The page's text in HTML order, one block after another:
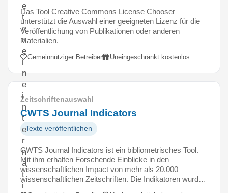
e
t
e
s
e
i
n
e
i
n
t
e
r
n
a
t
i
Das Tool Creative Commons License Chooser
unterstützt die Auswahl einer geeigneten Lizenz für die
Veröffentlichung von Publikationen oder anderen
Materialien.
Gemeinnütziger Betreiber Uneingeschränkt kostenlos
Zeitschriftenauswahl
CWTS Journal Indicators
Texte veröffentlichen
CWTS Journal Indicators ist ein bibliometrisches Tool.
Mit ihm erhalten Forschende Einblicke in den
wissenschaftlichen Impact von mehr als 20.000
wissenschaftlichen Zeitschriften. Die Indikatoren wurd…